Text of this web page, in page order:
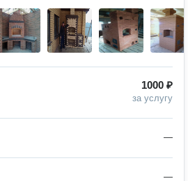
1000 ₽
за услугу
—
—